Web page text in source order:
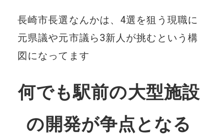
長崎市長選なんかは、4選を狙う現職に
元県議や元市議ら3新人が挑むという構
図になってます
何でも駅前の大型施設
の開発が争点となる